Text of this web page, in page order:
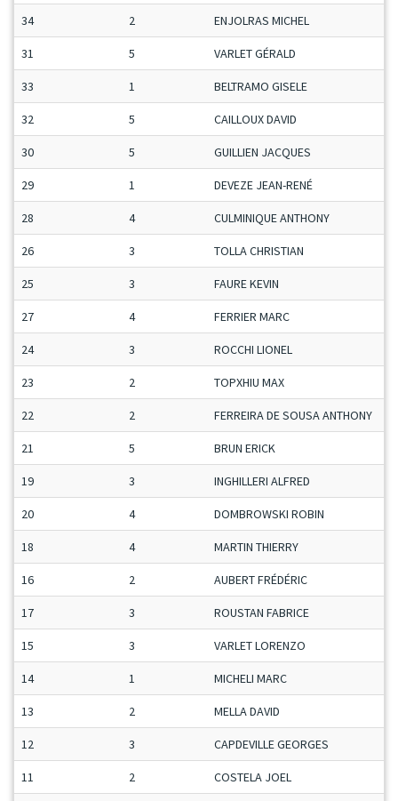
34 2 ENJOLRAS MICHEL
31 5 VARLET GÉRALD
33 1 BELTRAMO GISELE
32 5 CAILLOUX DAVID
30 5 GUILLIEN JACQUES
29 1 DEVEZE JEAN-RENÉ
28 4 CULMINIQUE ANTHONY
26 3 TOLLA CHRISTIAN
25 3 FAURE KEVIN
27 4 FERRIER MARC
24 3 ROCCHI LIONEL
23 2 TOPXHIU MAX
22 2 FERREIRA DE SOUSA ANTHONY
21 5 BRUN ERICK
19 3 INGHILLERI ALFRED
20 4 DOMBROWSKI ROBIN
18 4 MARTIN THIERRY
16 2 AUBERT FRÉDÉRIC
17 3 ROUSTAN FABRICE
15 3 VARLET LORENZO
14 1 MICHELI MARC
13 2 MELLA DAVID
12 3 CAPDEVILLE GEORGES
11 2 COSTELA JOEL